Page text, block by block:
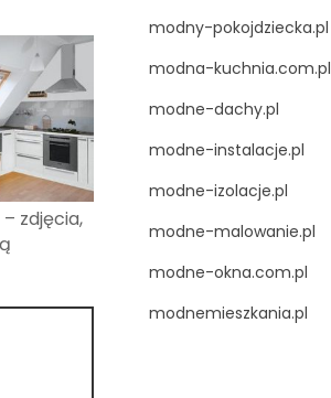
zdjęcia,
modny-pokojdziecka.pl
modna-kuchnia.com.pl
modne-dachy.pl
modne-instalacje.pl
modne-izolacje.pl
modne-malowanie.pl
modne-okna.com.pl
modnemieszkania.pl